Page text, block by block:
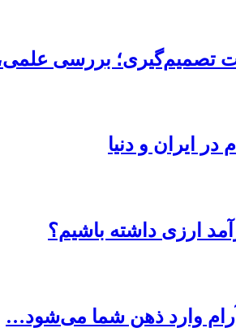
تصمیم‌گیری؛ بررسی
ایران و دنیا
ارزی داشته باشیم؟